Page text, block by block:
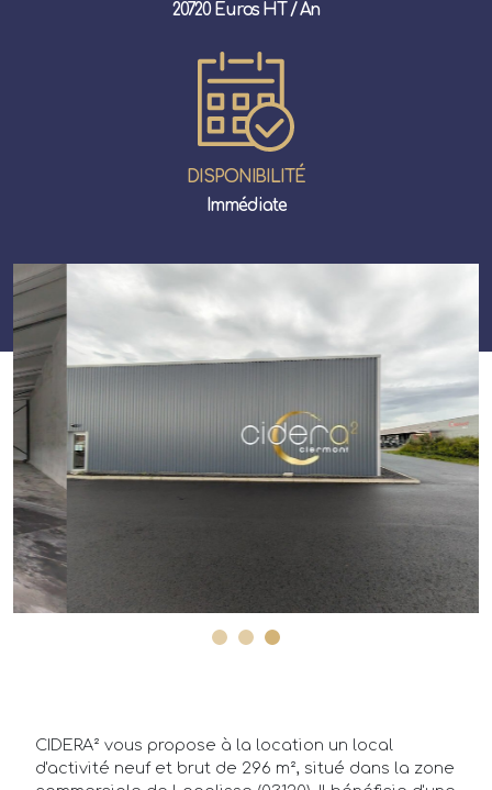
Annonces
Acheteurs/Locataires
Propriétaires/Bailleurs
FAQ
20720 Euros HT / An
DISPONIBILITÉ
Immédiate
CIDERA² vous propose à la location un local
d'activité neuf et brut de 296 m², situé dans la zone